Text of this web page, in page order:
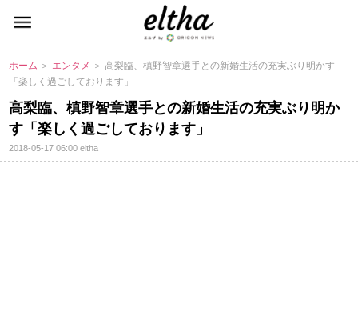
ホーム ＞ エンタメ ＞ 高梨臨、槙野智章選手との新婚生活の充実ぶり明かす
「楽しく過ごしております」
高梨臨、槙野智章選手との新婚生活の充実ぶり明か
す「楽しく過ごしております」
2018-05-17 06:00eltha